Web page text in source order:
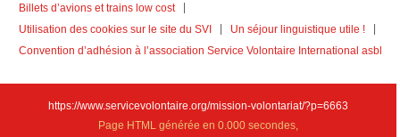
Billets d’avions et trains low cost
Utilisation des cookies sur le site du SVI
Un séjour linguistique utile !
Convention d’adhésion à l’association Service Volontaire International asbl
https://www.servicevolontaire.org/mission-volontariat/?p=6663
Page HTML générée en 0.000 secondes,